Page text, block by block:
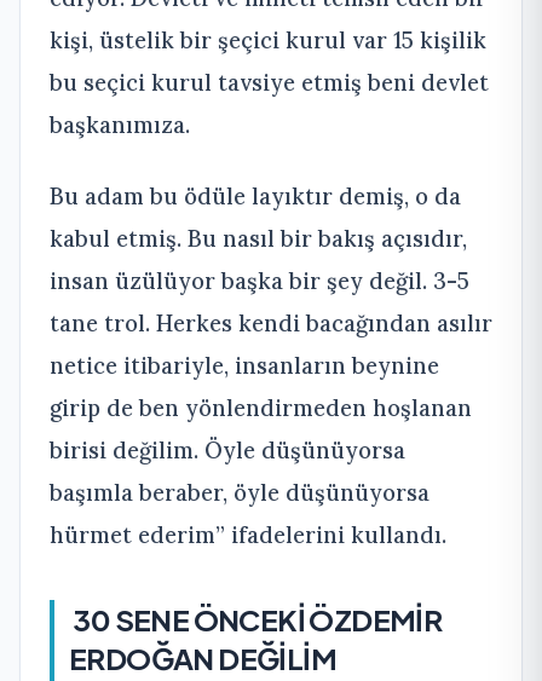
kişi, üstelik bir şeçici kurul var 15 kişilik
bu seçici kurul tavsiye etmiş beni devlet
başkanımıza.
Bu adam bu ödüle layıktır demiş, o da
kabul etmiş. Bu nasıl bir bakış açısıdır,
insan üzülüyor başka bir şey değil. 3-5
tane trol. Herkes kendi bacağından asılır
netice itibariyle, insanların beynine
girip de ben yönlendirmeden hoşlanan
birisi değilim. Öyle düşünüyorsa
başımla beraber, öyle düşünüyorsa
hürmet ederim” ifadelerini kullandı.
30 SENE ÖNCEKİ ÖZDEMİR
ERDOĞAN DEĞİLİM